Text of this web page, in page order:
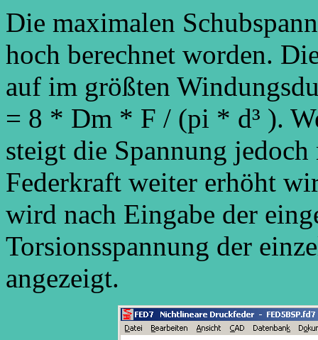
Die maximalen
hoch berechnet worden.
auf im größten
= 8 * Dm * F / (pi * d³ ).
steigt die Spannung
Federkraft weiter erhöht
wird nach Eingabe der
Torsionsspannung der
angezeigt.